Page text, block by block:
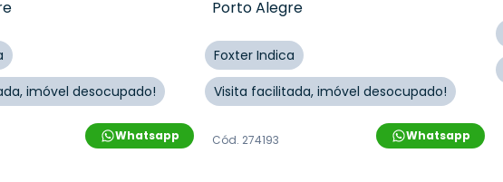
imóvel desocupado!
Whatsapp
Porto Alegre
Foxter Indica
Visita facilitada, imóvel desocupado!
Whatsapp
Cód. 274193